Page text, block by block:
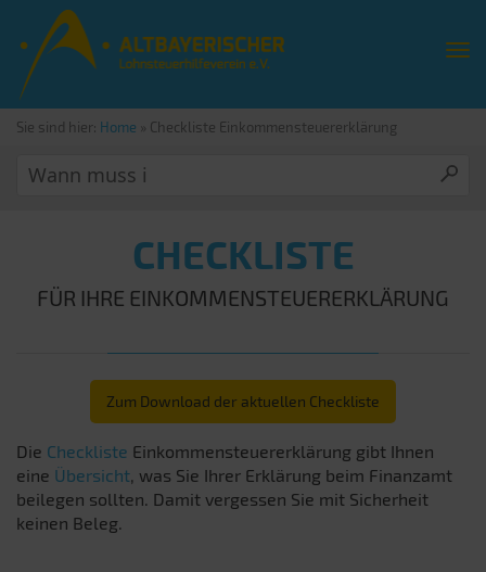
Sie sind hier: Home » Checkliste Einkommensteuererklärung
CHECKLISTE
FÜR IHRE EINKOMMENSTEUERERKLÄRUNG
Zum Download der aktuellen Checkliste
Die Checkliste Einkommensteuererklärung gibt Ihnen
eine Übersicht, was Sie Ihrer Erklärung beim Finanzamt
beilegen sollten. Damit vergessen Sie mit Sicherheit
keinen Beleg.